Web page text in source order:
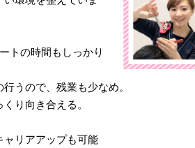
トの時間もしっかり
うので、残業も少なめ。
り向き合える。
リアアップも可能